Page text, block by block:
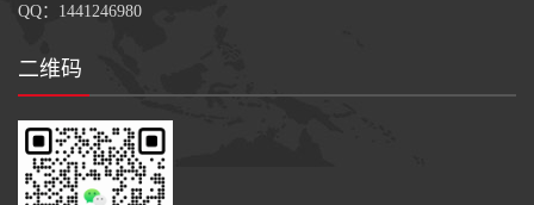
QQ：1441246980
二维码